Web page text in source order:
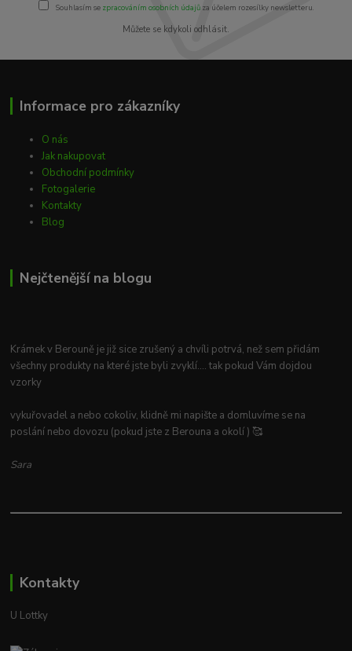
Souhlasím se zpracováním osobních údajůza účelem rozesílky newsletteru.
Můžete se kdykoli odhlásit.
Informace pro zákazníky
O nás
Jak nakupovat
Obchodní podmínky
Fotogalerie
Kontakty
Blog
Nejčtenější na blogu
Krámek v Berouně je již sice zrušený a chvíli potrvá, než sem přidám
všechny produkty na které jste byli zvyklí.... tak pokud Vám dojdou
vzorky
vykuřovadel a nebo cokoliv, klidně mi napište a domluvíme se na
poslání nebo dovozu (pokud jste z Berouna a okolí ) 🥰
Sara
Kontakty
U Lottky